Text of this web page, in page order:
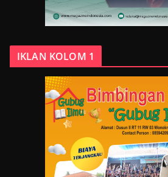
IKLAN KOLOM 1